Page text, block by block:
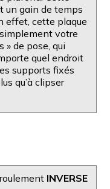
un gain de temps
effet, cette plaque
votre
» de pose, qui
quel endroit
supports fixés
qu’à clipser
INVERSE